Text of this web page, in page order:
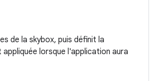
de la skybox, puis définit la
lorsque l'application aura